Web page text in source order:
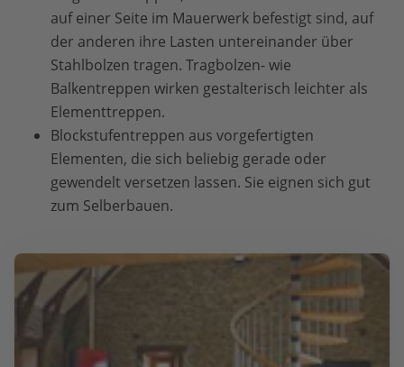
auf einer Seite im Mauerwerk befestigt sind, auf
der anderen ihre Lasten untereinander über
Stahlbolzen tragen. Tragbolzen- wie
Balkentreppen wirken gestalterisch leichter als
Elementtreppen.
Blockstufentreppen aus vorgefertigten
Elementen, die sich beliebig gerade oder
gewendelt versetzen lassen. Sie eignen sich gut
zum Selberbauen.